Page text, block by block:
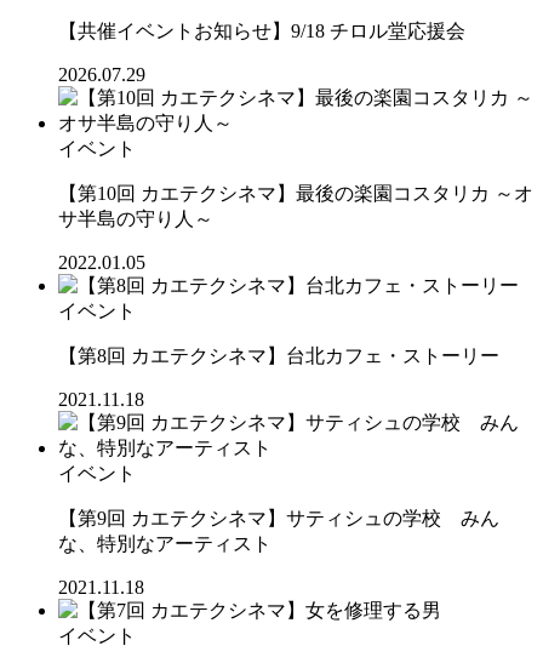
【共催イベントお知らせ】9/18 チロル堂応援会
2026.07.29
イベント
【第10回 カエテクシネマ】最後の楽園コスタリカ ～オ
サ半島の守り人～
2022.01.05
イベント
【第8回 カエテクシネマ】台北カフェ・ストーリー
2021.11.18
イベント
【第9回 カエテクシネマ】サティシュの学校 みん
な、特別なアーティスト
2021.11.18
イベント